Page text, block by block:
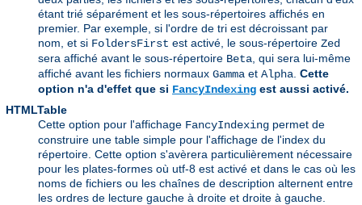
étant trié séparément et les sous-répertoires affichés en
premier. Par exemple, si l'ordre de tri est décroissant par
nom, et si FoldersFirst est activé, le sous-répertoire Zed
sera affiché avant le sous-répertoire Beta , qui sera lui-même
affiché avant les fichiers normaux Gamma et Alpha Cette
option n'a d'effet que si FancyIndexing est aussi activé.
HTMLTable
Cette option pour l'affichage FancyIndexing permet de
construire une table simple pour l'affichage de l'index du
répertoire. Cette option s'avèrera particulièrement nécessaire
pour les plates-formes où utf-8 est activé et dans le cas où les
noms de fichiers ou les chaînes de description alternent entre
les ordres de lecture gauche à droite et droite à gauche.